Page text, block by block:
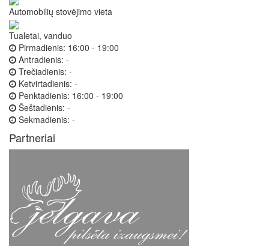
Automobilių stovėjimo vieta
Tualetai, vanduo
Pirmadienis: 16:00 - 19:00
Antradienis: -
Trečiadienis: -
Ketvirtadienis: -
Penktadienis: 16:00 - 19:00
Šeštadienis: -
Sekmadienis: -
Partneriai